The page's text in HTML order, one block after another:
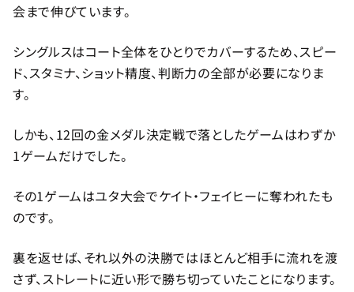
会まで伸びています。
シングルスはコート全体をひとりでカバーするため、スピー
ド、スタミナ、ショット精度、判断力の全部が必要になりま
す。
しかも、12回の金メダル決定戦で落としたゲームはわずか
1ゲームだけでした。
その1ゲームはユタ大会でケイト・フェイヒーに奪われたも
のです。
裏を返せば、それ以外の決勝ではほとんど相手に流れを渡
さず、ストレートに近い形で勝ち切っていたことになります。